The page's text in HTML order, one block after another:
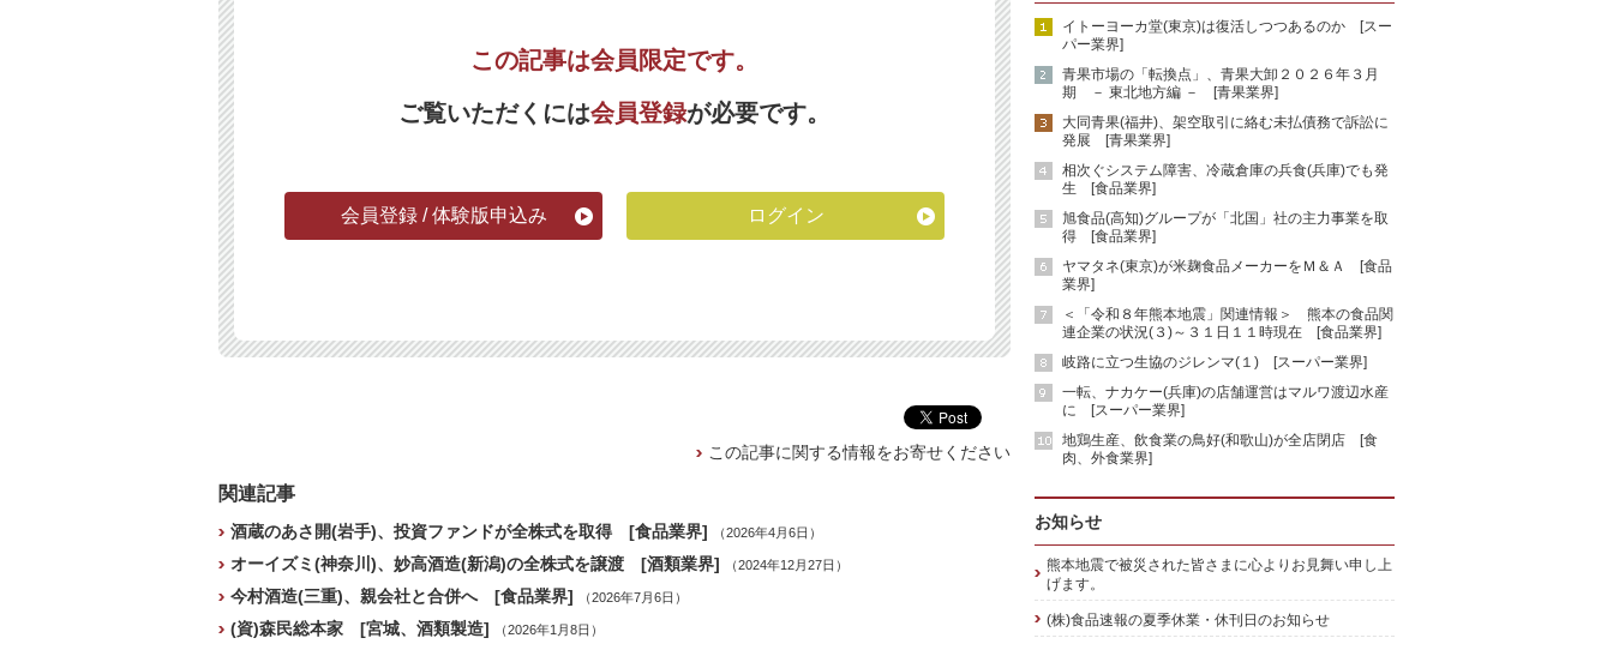
この記事は会員限定です。
ご覧いただくには会員登録が必要です。
会員登録 / 体験版申込み ログイン
この記事に関する情報をお寄せください
関連記事
酒蔵のあさ開(岩手)、投資ファンドが全株式を取得 [食品業界] （2026年4月6日）
オーイズミ(神奈川)、妙高酒造(新潟)の全株式を譲渡 [酒類業界] （2024年12月27日）
今村酒造(三重)、親会社と合併へ [食品業界] （2026年7月6日）
(資)森民総本家 [宮城、酒類製造] （2026年1月8日）
イトーヨーカ堂(東京)は復活しつつあるのか [スー
パー業界]
青果市場の「転換点」、青果大卸２０２６年３月
期 － 東北地方編 － [青果業界]
大同青果(福井)、架空取引に絡む未払債務で訴訟に
発展 [青果業界]
相次ぐシステム障害、冷蔵倉庫の兵食(兵庫)でも発
生 [食品業界]
旭食品(高知)グループが「北国」社の主力事業を取
得 [食品業界]
ヤマタネ(東京)が米麹食品メーカーをＭ＆Ａ [食品
業界]
＜「令和８年熊本地震」関連情報＞ 熊本の食品関
連企業の状況(３)～３１日１１時現在 [食品業界]
岐路に立つ生協のジレンマ(１) [スーパー業界]
一転、ナカケー(兵庫)の店舗運営はマルワ渡辺水産
に [スーパー業界]
地鶏生産、飲食業の鳥好(和歌山)が全店閉店 [食
肉、外食業界]
お知らせ
熊本地震で被災された皆さまに心よりお見舞い申し上
げます。
(株)食品速報の夏季休業・休刊日のお知らせ